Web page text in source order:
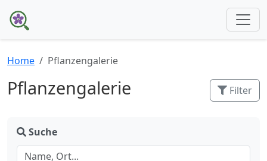
Home Pflanzengalerie
Pflanzengalerie Filter
Suche